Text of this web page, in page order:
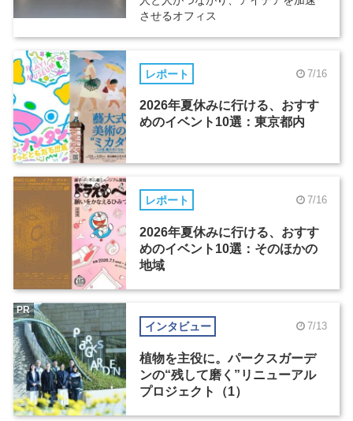
させるオフィス
レポート 7/16
2026年夏休みに行ける、おすす
めのイベント10選：東京都内
レポート 7/16
2026年夏休みに行ける、おすす
めのイベント10選：そのほかの
地域
インタビュー 7/13
植物を主役に。パークスガーデ
ンの“残して磨く”リニューアル
プロジェクト（1）
PR